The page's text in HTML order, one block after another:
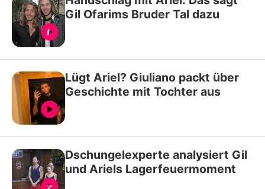
Gil Ofarims Bruder Tal dazu
Lügt Ariel? Giuliano packt über
Geschichte mit Tochter aus
Dschungelexperte analysiert Gil
und Ariels Lagerfeuermoment